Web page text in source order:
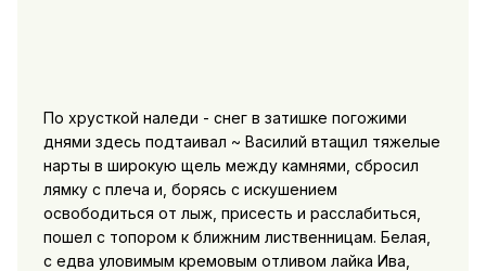
По хрусткой наледи - снег в затишке погожими
днями здесь подтаивал ~ Василий втащил тяжелые
нарты в широкую щель между камнями, сбросил
лямку с плеча и, борясь с искушением
освободиться от лыж, присесть и расслабиться,
пошел с топором к ближним лиственницам. Белая,
с едва уловимым кремовым отливом лайка Ива,